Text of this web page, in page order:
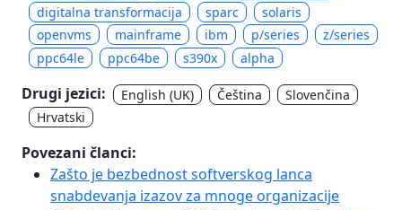
digitalna transformacija
sparc
solaris
openvms
mainframe ibm p/series
z/series
ppc64le
ppc64be s390x alpha
Drugi jezici: English (UK) Čeština
Slovenčina
Hrvatski
Povezani članci:
Zašto je bezbednost softverskog lanca
snabdevanja izazov za mnoge organizacije